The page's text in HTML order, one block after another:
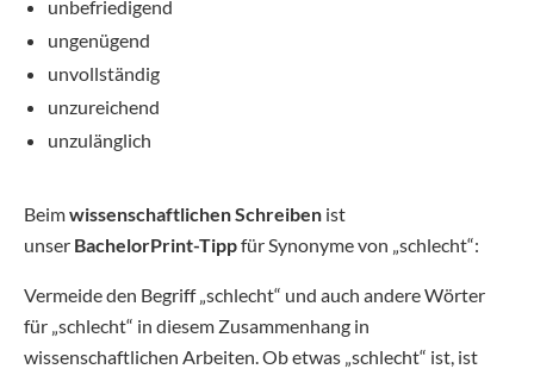
unbefriedigend
ungenügend
unvollständig
unzureichend
unzulänglich
Beimwissenschaftlichen Schreiben ist
unser BachelorPrint-Tippfür Synonyme von „schlecht“:
Vermeide den Begriff „schlecht“ und auch andere Wörter
für „schlecht“ in diesem Zusammenhang in
wissenschaftlichen Arbeiten. Ob etwas „schlecht“ ist, ist